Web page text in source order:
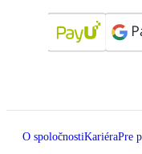
O spoločnostiKariéraPre